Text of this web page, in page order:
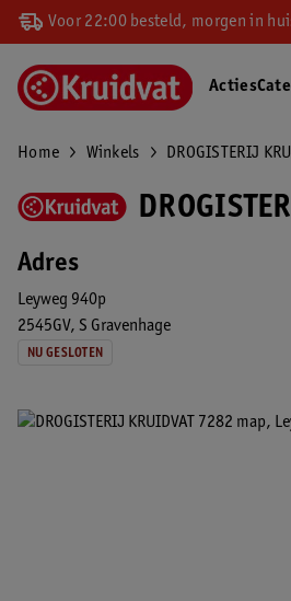
Voor 22:00 besteld, morgen in
Acties
Home Winkels DROGISTERIJ
Adres
Leyweg 940p
2545GV S Gravenhage
NU GESLOTEN